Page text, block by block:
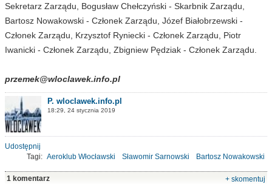
Sekretarz Zarządu, Bogusław Chełczyński - Skarbnik Zarządu,
Bartosz Nowakowski - Członek Zarządu, Józef Białobrzewski -
Członek Zarządu, Krzysztof Ryniecki - Członek Zarządu, Piotr
Iwanicki - Członek Zarządu, Zbigniew Pędziak - Członek Zarządu.
przemek@wloclawek.info.pl
P. wloclawek.info.pl
18:29, 24 stycznia 2019
Udostępnij
Tagi: Aeroklub Włocławski Sławomir Sarnowski
Bartosz Nowakowski
prezes
1 komentarz
+ skomentuj